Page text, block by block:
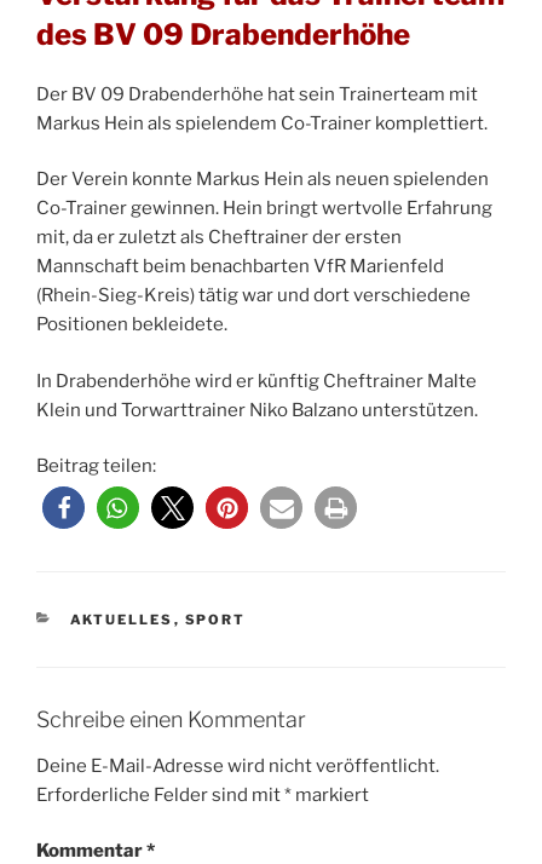
des BV 09 Drabenderhöhe
Der BV 09 Drabenderhöhe hat sein Trainerteam mit
Markus Hein als spielendem Co-Trainer komplettiert.
Der Verein konnte Markus Hein als neuen spielenden
Co-Trainer gewinnen. Hein bringt wertvolle Erfahrung
mit, da er zuletzt als Cheftrainer der ersten
Mannschaft beim benachbarten VfR Marienfeld
(Rhein-Sieg-Kreis) tätig war und dort verschiedene
Positionen bekleidete.
In Drabenderhöhe wird er künftig Cheftrainer Malte
Klein und Torwarttrainer Niko Balzano unterstützen.
Beitrag teilen:
KATEGORIEN
AKTUELLES , SPORT
Schreibe einen Kommentar
Deine E-Mail-Adresse wird nicht veröffentlicht.
Erforderliche Felder sind mit* markiert
Kommentar*